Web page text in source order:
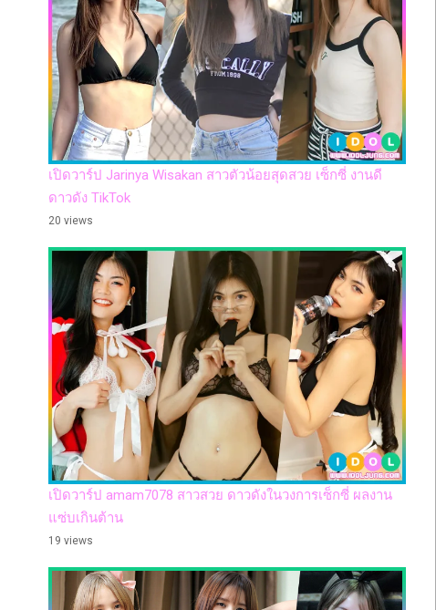
เปิดวาร์ป Jarinya Wisakan สาวตัวน้อยสุดสวย เซ็กซี่ งานดี
ดาวดัง TikTok
20 views
เปิดวาร์ป amam7078 สาวสวย ดาวดังในวงการเซ็กซี่ ผลงาน
แซ่บเกินต้าน
19 views